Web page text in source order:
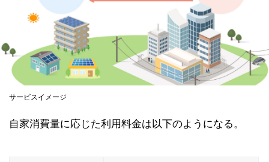
サービスイメージ
自家消費量に応じた利用料金は以下のようになる。